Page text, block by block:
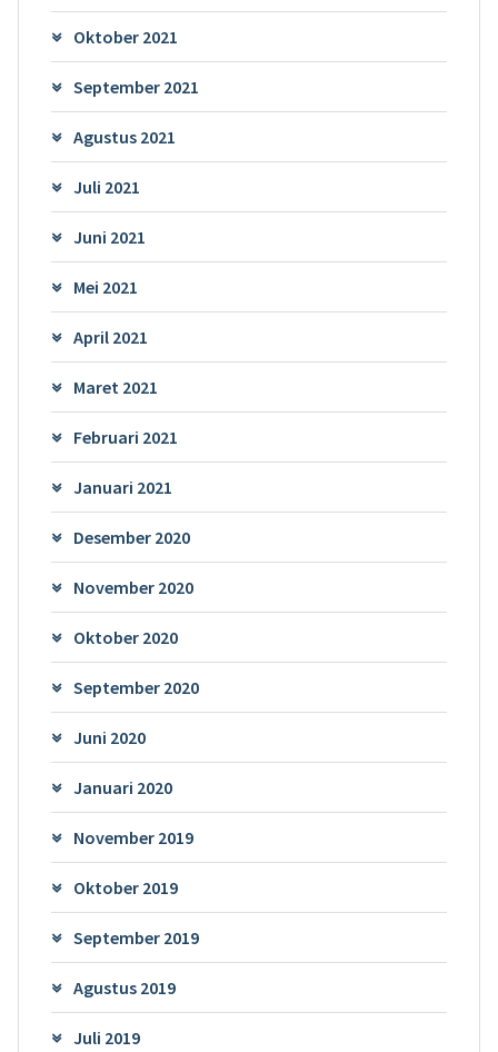
Oktober 2021
September 2021
Agustus 2021
Juli 2021
Juni 2021
Mei 2021
April 2021
Maret 2021
Februari 2021
Januari 2021
Desember 2020
November 2020
Oktober 2020
September 2020
Juni 2020
Januari 2020
November 2019
Oktober 2019
September 2019
Agustus 2019
Juli 2019